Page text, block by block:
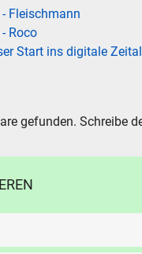
- Fleischmann
Roco
Start ins digitale
gefunden. Schreibe